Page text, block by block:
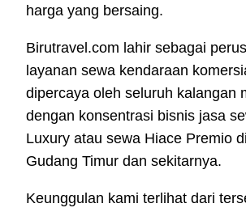
harga yang bersaing.
Birutravel.com lahir sebagai
layanan sewa kendaraan
dipercaya oleh seluruh kalangan
dengan konsentrasi bisnis jasa
Luxury atau sewa Hiace Premio
Gudang Timur dan sekitarnya.
Keunggulan kami terlihat dari